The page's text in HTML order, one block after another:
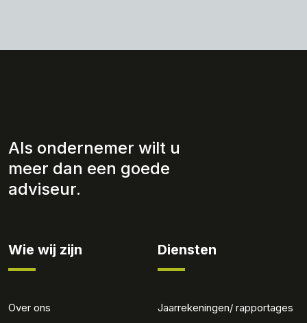
Als ondernemer wilt u
meer dan een goede
adviseur.
Wie wij zijn
Over ons
Diensten
Jaarrekeningen/ rapportages